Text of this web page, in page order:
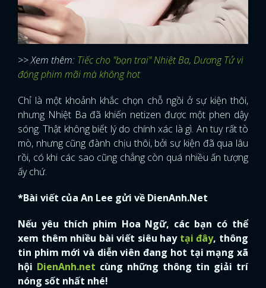
>> Xem thêm: Tiếc cho "bạn trai" Nhiệt Ba, Dương Tử vì
đóng phim mãi mà không hot
Chỉ là một khoảnh khắc chọn chỗ ngồi ở sự kiện thôi,
nhưng Nhiệt Ba đã khiến netizen được một phen dậy
sóng. Thật không biết lý do chính xác là gì. An tuy rất tò
mò, nhưng cũng đành chịu thôi, bởi sự kiện đã qua lâu
rồi, có khi các sao cũng chẳng còn quá nhiều ấn tượng
ấy chứ.
*Bài viết của An Lee gửi về DienAnh.Net
Nếu yêu thích phim Hoa Ngữ, các bạn có thể
xem thêm nhiều bài viết siêu hay tại đây, thông
tin phim mới và diễn viên đang hot tại mạng xã
hội DienAnh.net cùng những thông tin giải trí
nóng sốt nhất nhé!